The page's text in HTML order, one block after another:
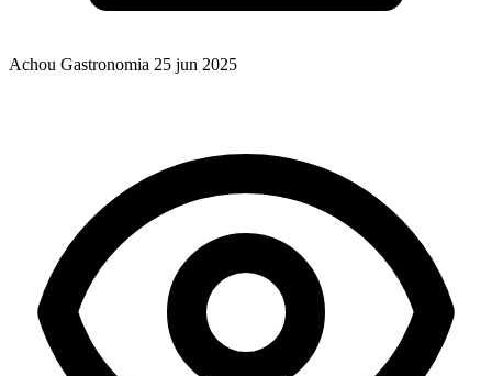
Achou Gastronomia 25 jun 2025